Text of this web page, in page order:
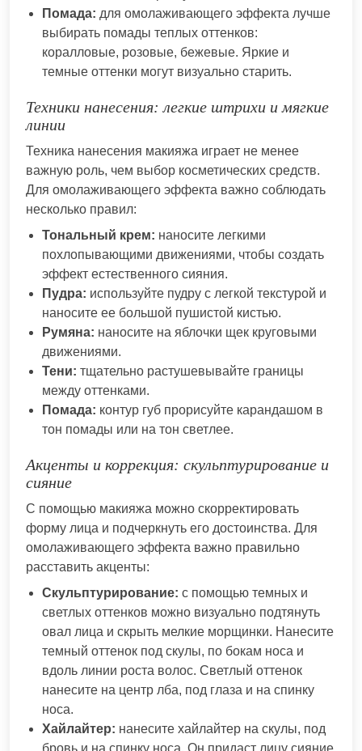
Помада: для омолаживающего эффекта лучше
выбирать помады теплых оттенков:
коралловые, розовые, бежевые. Яркие и
темные оттенки могут визуально старить.
Техники нанесения: легкие штрихи и мягкие
линии
Техника нанесения макияжа играет не менее
важную роль, чем выбор косметических средств.
Для омолаживающего эффекта важно соблюдать
несколько правил:
Тональный крем: наносите легкими
похлопывающими движениями, чтобы создать
эффект естественного сияния.
Пудра: используйте пудру с легкой текстурой и
наносите ее большой пушистой кистью.
Румяна: наносите на яблочки щек круговыми
движениями.
Тени: тщательно растушевывайте границы
между оттенками.
Помада: контур губ прорисуйте карандашом в
тон помады или на тон светлее.
Акценты и коррекция: скульптурирование и
сияние
С помощью макияжа можно скорректировать
форму лица и подчеркнуть его достоинства. Для
омолаживающего эффекта важно правильно
расставить акценты:
Скульптурирование: с помощью темных и
светлых оттенков можно визуально подтянуть
овал лица и скрыть мелкие морщинки. Нанесите
темный оттенок под скулы, по бокам носа и
вдоль линии роста волос. Светлый оттенок
нанесите на центр лба, под глаза и на спинку
носа.
Хайлайтер: нанесите хайлайтер на скулы, под
бровь и на спинку носа. Он придаст лицу сияние